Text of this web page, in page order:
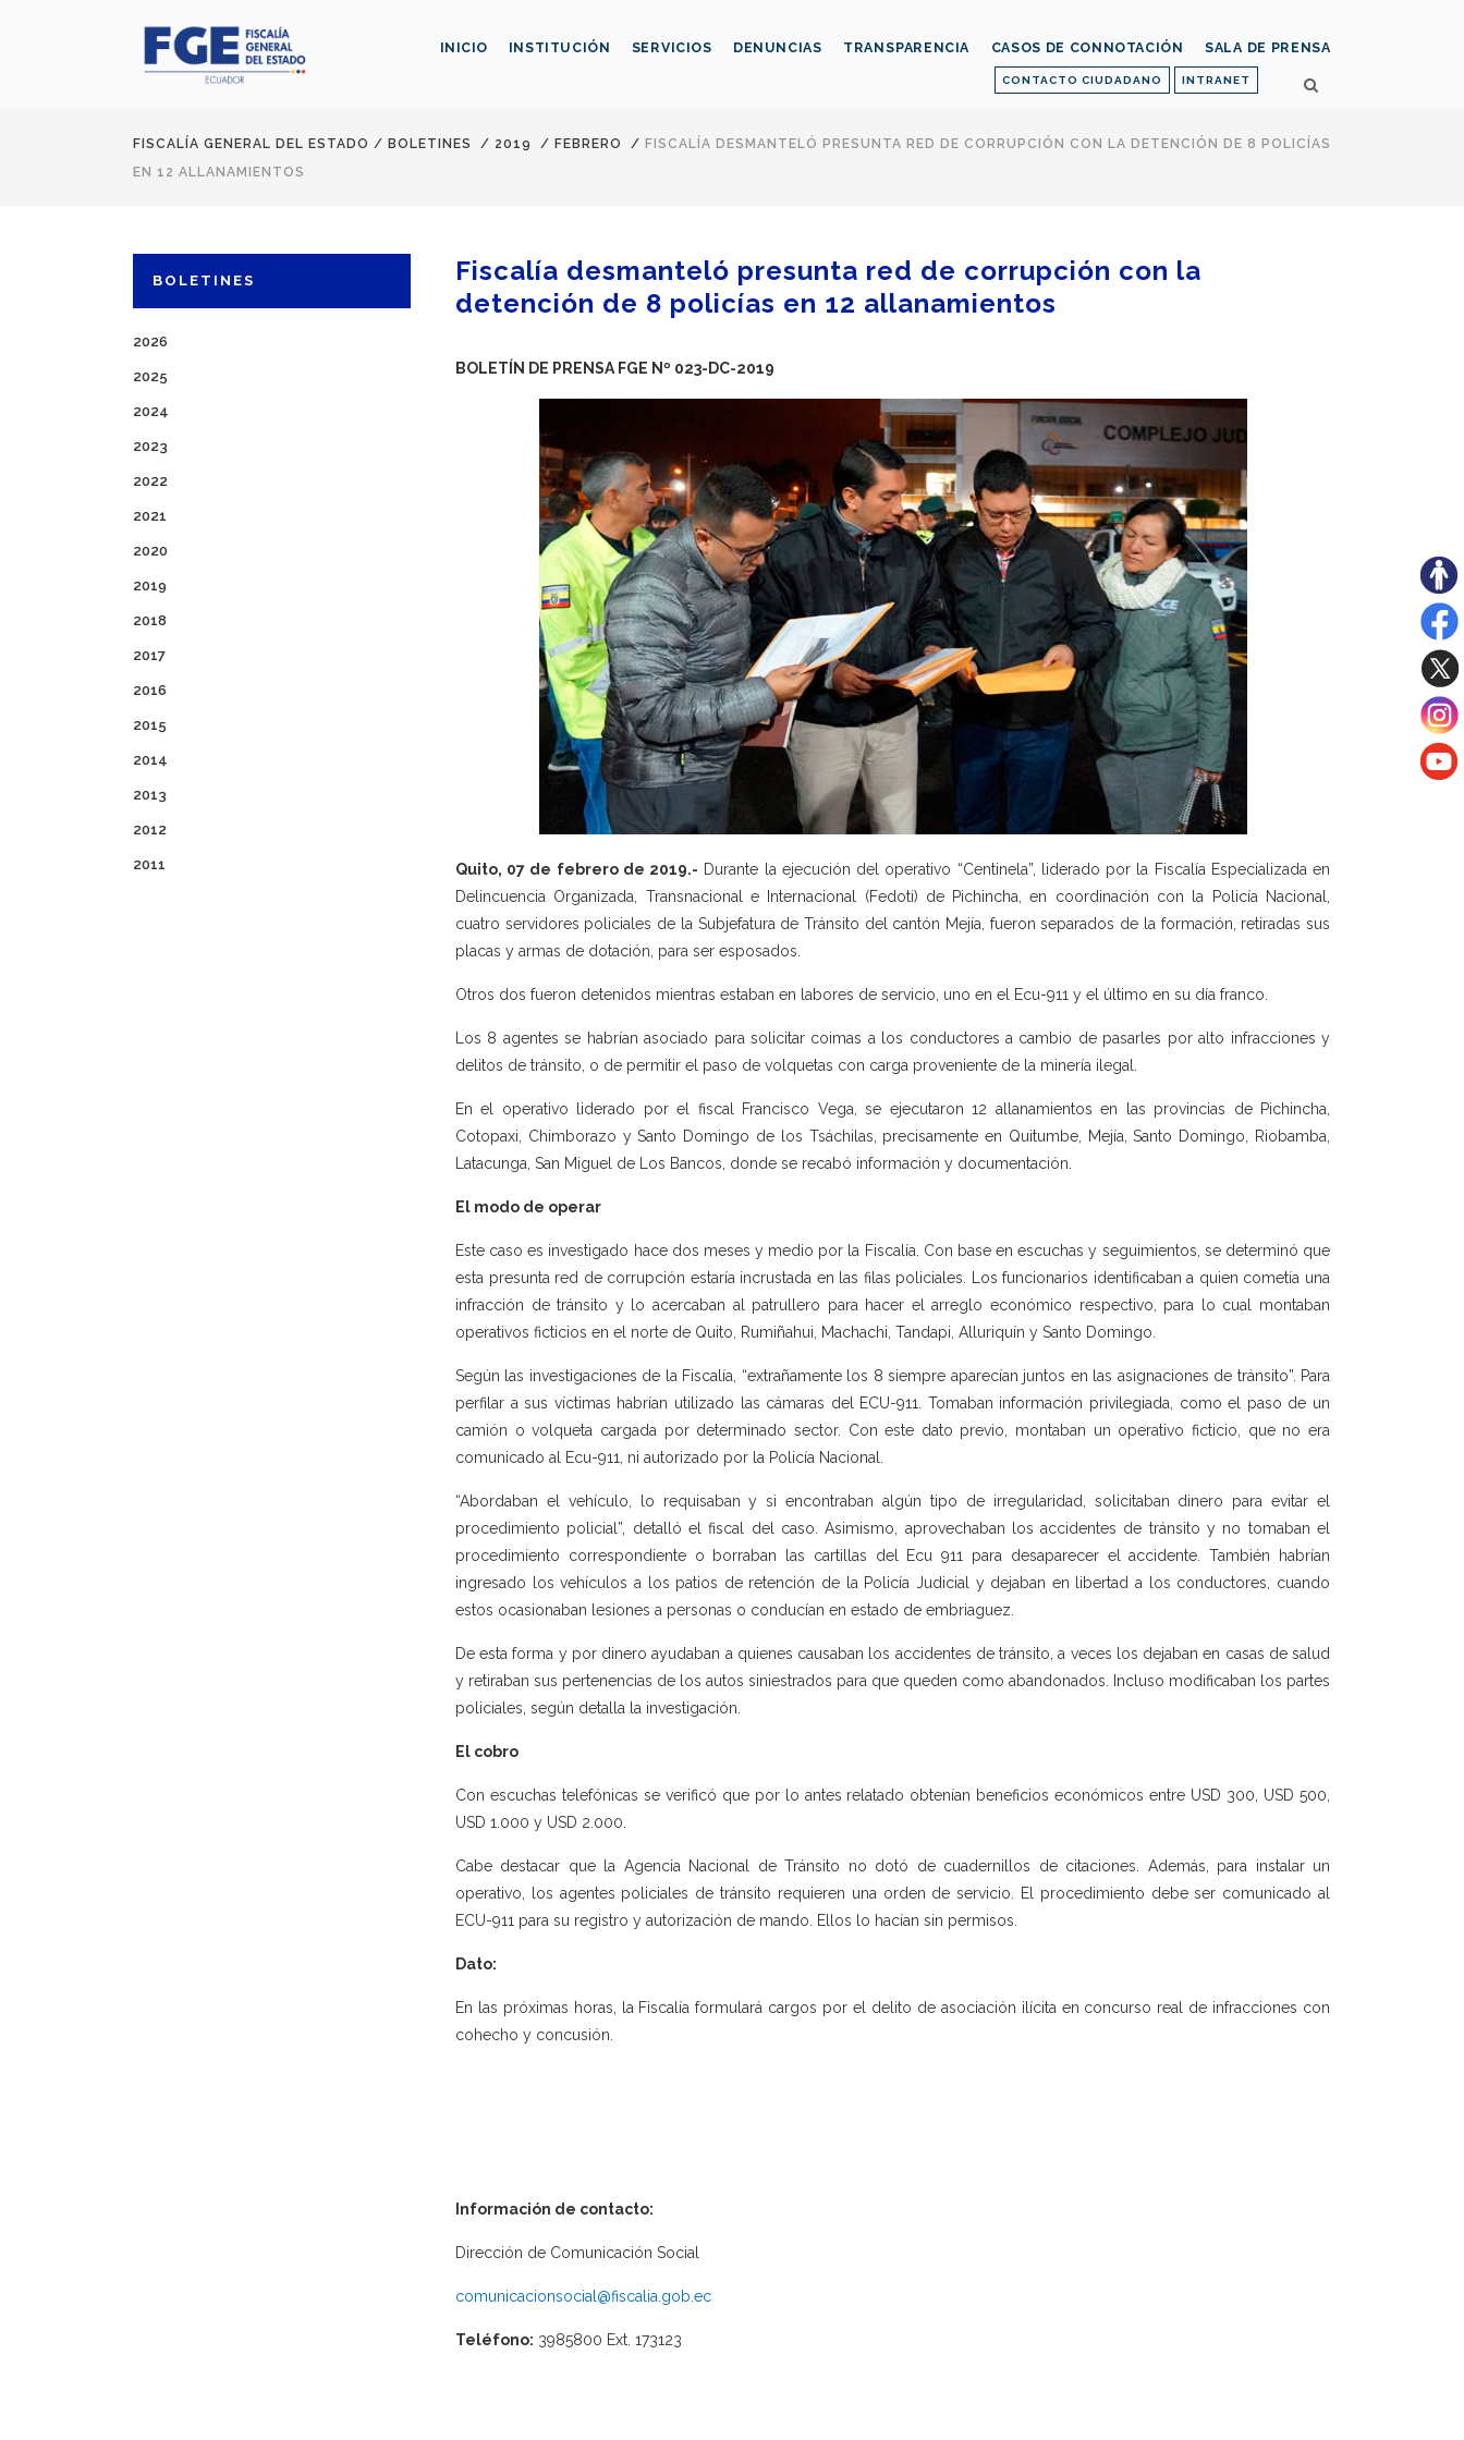
CONTACTO CIUDADANO INTRANET
INICIO INSTITUCIÓN SERVICIOS DENUNCIAS TRANSPARENCIA CASOS DE CONNOTACIÓN SALA DE PRENSA
FISCALÍA GENERAL DEL ESTADO / BOLETINES / 2019 / FEBRERO / FISCALÍA DESMANTELÓ PRESUNTA RED DE CORRUPCIÓN CON LA DETENCIÓN DE 8 POLICÍAS
EN 12 ALLANAMIENTOS
BOLETINES
2026
2025
2024
2023
2022
2021
2020
2019
2018
2017
2016
2015
2014
2013
2012
2011
Fiscalía desmanteló presunta red de corrupción con la
detención de 8 policías en 12 allanamientos
BOLETÍN DE PRENSA FGE Nº 023-DC-2019
Quito, 07 de febrero de 2019.- Durante la ejecución del operativo “Centinela”, liderado por la Fiscalía Especializada en
Delincuencia Organizada, Transnacional e Internacional (Fedoti) de Pichincha, en coordinación con la Policía Nacional,
cuatro servidores policiales de la Subjefatura de Tránsito del cantón Mejía, fueron separados de la formación, retiradas sus
placas y armas de dotación, para ser esposados.
Otros dos fueron detenidos mientras estaban en labores de servicio, uno en el Ecu-911 y el último en su día franco.
Los 8 agentes se habrían asociado para solicitar coimas a los conductores a cambio de pasarles por alto infracciones y
delitos de tránsito, o de permitir el paso de volquetas con carga proveniente de la minería ilegal.
En el operativo liderado por el fiscal Francisco Vega, se ejecutaron 12 allanamientos en las provincias de Pichincha,
Cotopaxi, Chimborazo y Santo Domingo de los Tsáchilas, precisamente en Quitumbe, Mejía, Santo Domingo, Riobamba,
Latacunga, San Miguel de Los Bancos, donde se recabó información y documentación.
El modo de operar
Este caso es investigado hace dos meses y medio por la Fiscalía. Con base en escuchas y seguimientos, se determinó que
esta presunta red de corrupción estaría incrustada en las filas policiales. Los funcionarios identificaban a quien cometía una
infracción de tránsito y lo acercaban al patrullero para hacer el arreglo económico respectivo, para lo cual montaban
operativos ficticios en el norte de Quito, Rumiñahui, Machachi, Tandapi, Alluriquín y Santo Domingo.
Según las investigaciones de la Fiscalía, “extrañamente los 8 siempre aparecían juntos en las asignaciones de tránsito”. Para
perfilar a sus víctimas habrían utilizado las cámaras del ECU-911. Tomaban información privilegiada, como el paso de un
camión o volqueta cargada por determinado sector. Con este dato previo, montaban un operativo ficticio, que no era
comunicado al Ecu-911, ni autorizado por la Policía Nacional.
“Abordaban el vehículo, lo requisaban y si encontraban algún tipo de irregularidad, solicitaban dinero para evitar el
procedimiento policial”, detalló el fiscal del caso. Asimismo, aprovechaban los accidentes de tránsito y no tomaban el
procedimiento correspondiente o borraban las cartillas del Ecu 911 para desaparecer el accidente. También habrían
ingresado los vehículos a los patios de retención de la Policía Judicial y dejaban en libertad a los conductores, cuando
estos ocasionaban lesiones a personas o conducían en estado de embriaguez.
De esta forma y por dinero ayudaban a quienes causaban los accidentes de tránsito, a veces los dejaban en casas de salud
y retiraban sus pertenencias de los autos siniestrados para que queden como abandonados. Incluso modificaban los partes
policiales, según detalla la investigación.
El cobro
Con escuchas telefónicas se verificó que por lo antes relatado obtenían beneficios económicos entre USD 300, USD 500,
USD 1.000 y USD 2.000.
Cabe destacar que la Agencia Nacional de Tránsito no dotó de cuadernillos de citaciones. Además, para instalar un
operativo, los agentes policiales de tránsito requieren una orden de servicio. El procedimiento debe ser comunicado al
ECU-911 para su registro y autorización de mando. Ellos lo hacían sin permisos.
Dato:
En las próximas horas, la Fiscalía formulará cargos por el delito de asociación ilícita en concurso real de infracciones con
cohecho y concusión.
Información de contacto:
Dirección de Comunicación Social
comunicacionsocial@fiscalia.gob.ec
Teléfono: 3985800 Ext. 173123